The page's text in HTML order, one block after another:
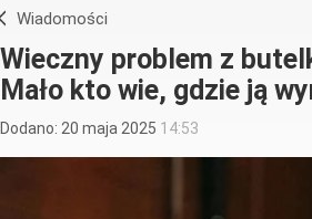
Wiadomości
Wieczny problem z
Mało kto wie, gdzie ją
Dodano: 20 maja 2025 14:53